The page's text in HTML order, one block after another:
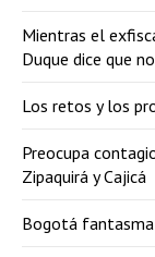
Mientras el
Duque dice que
Los retos y los
Preocupa
Zipaquirá y Cajicá
Bogotá fantasma